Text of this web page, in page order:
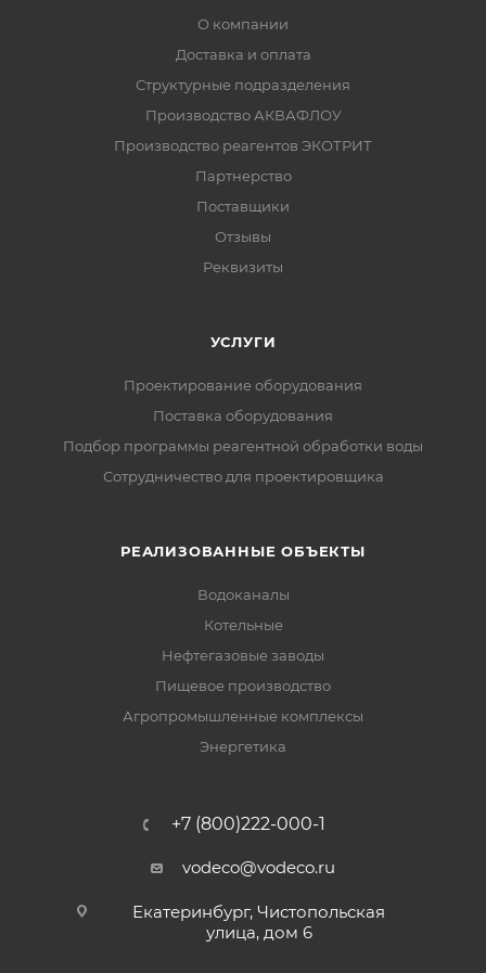
О компании
Доставка и оплата
Структурные подразделения
Производство АКВАФЛОУ
Производство реагентов ЭКОТРИТ
Партнерство
Поставщики
Отзывы
Реквизиты
УСЛУГИ
Проектирование оборудования
Поставка оборудования
Подбор программы реагентной обработки воды
Сотрудничество для проектировщика
РЕАЛИЗОВАННЫЕ ОБЪЕКТЫ
Водоканалы
Котельные
Нефтегазовые заводы
Пищевое производство
Агропромышленные комплексы
Энергетика
+7 (800)222-000-1
vodeco@vodeco.ru
Екатеринбург, Чистопольская
улица, дом 6